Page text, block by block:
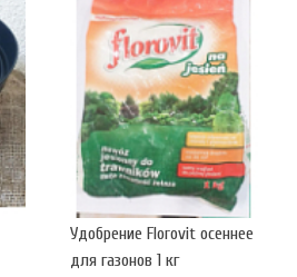
Удобрение Florovit осеннее
для газонов 1 кг